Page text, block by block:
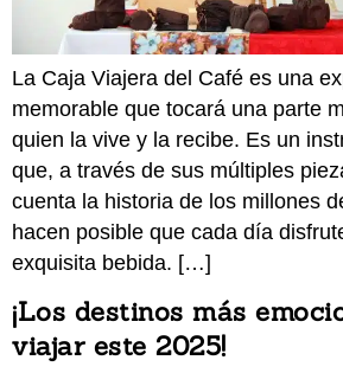
La Caja Viajera del Café es una
memorable que tocará una parte
quien la vive y la recibe. Es un
que, a través de sus múltiples
cuenta la historia de los millones
hacen posible que cada día
exquisita bebida. […]
¡Los destinos más
viajar este 2025!